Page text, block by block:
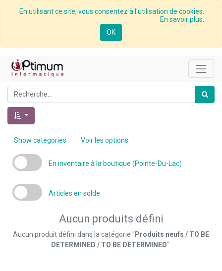
En utilisant ce site, vous consentez à l'utilisation de cookies.
En savoir plus.
OK
Show categories Voir les options
En inventaire à la boutique (Pointe-Du-Lac)
Articles en solde
Aucun produits défini
Aucun produit défini dans la catégorie " Produits neufs / TO BE
DETERMINED / TO BE DETERMINED".